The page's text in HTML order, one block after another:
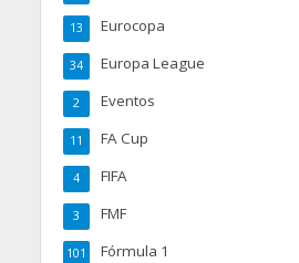
Eurocopa
13
Europa League
34
Eventos
2
FA Cup
11
FIFA
4
FMF
3
Fórmula 1
101